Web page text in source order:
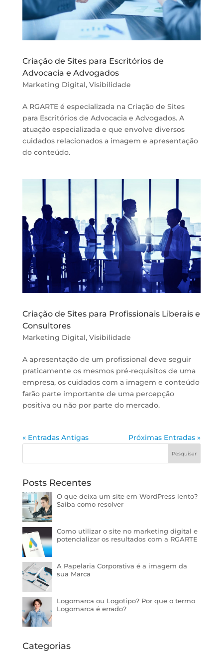
Criação de Sites para Escritórios de
Advocacia e Advogados
Marketing Digital, Visibilidade
A RGARTE é especializada na Criação de Sites
para Escritórios de Advocacia e Advogados. A
atuação especializada e que envolve diversos
cuidados relacionados a imagem e apresentação
do conteúdo.
Criação de Sites para Profissionais Liberais e
Consultores
Marketing Digital, Visibilidade
A apresentação de um profissional deve seguir
praticamente os mesmos pré-requisitos de uma
empresa, os cuidados com a imagem e conteúdo
farão parte importante de uma percepção
positiva ou não por parte do mercado.
« Entradas Antigas Próximas Entradas »
Posts Recentes
O que deixa um site em WordPress lento?
Saiba como resolver
Como utilizar o site no marketing digital e
potencializar os resultados com a RGARTE
A Papelaria Corporativa é a imagem da
sua Marca
Logomarca ou Logotipo? Por que o termo
Logomarca é errado?
Categorias